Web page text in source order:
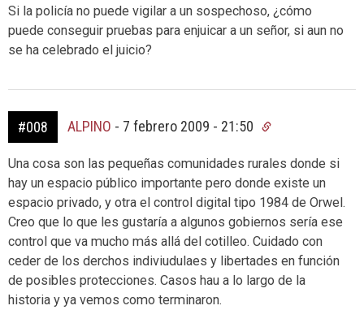
Si la policía no puede vigilar a un sospechoso, ¿cómo
puede conseguir pruebas para enjuicar a un señor, si aun no
se ha celebrado el juicio?
#008 ALPINO - 7 febrero 2009 - 21:50
Una cosa son las pequeñas comunidades rurales donde si
hay un espacio público importante pero donde existe un
espacio privado, y otra el control digital tipo 1984 de Orwel.
Creo que lo que les gustaría a algunos gobiernos sería ese
control que va mucho más allá del cotilleo. Cuidado con
ceder de los derchos indiviudulaes y libertades en función
de posibles protecciones. Casos hau a lo largo de la
historia y ya vemos como terminaron.